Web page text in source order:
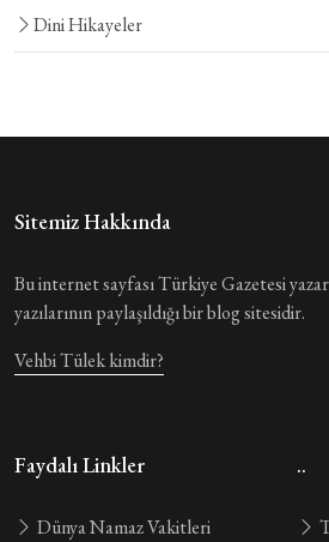
Dini Hikayeler
Sitemiz Hakkında
Bu internet sayfası Türkiye Gazetesi
yazılarının paylaşıldığı bir blog sitesidir.
Vehbi Tülek kimdir?
Faydalı Linkler
Dünya Namaz Vakitleri
..